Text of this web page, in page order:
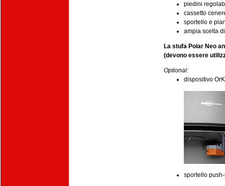
piedini
cassetto
sportello e
ampia scelta
La stufa Polar Neo
(devono essere
Optional:
dispositivo
sportello